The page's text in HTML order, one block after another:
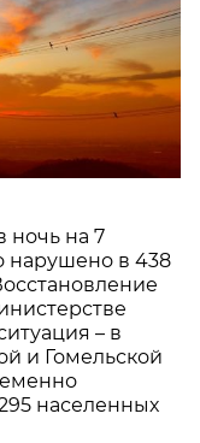
ночь на 7
нарушено в 438
– в
и Гомельской
населенных